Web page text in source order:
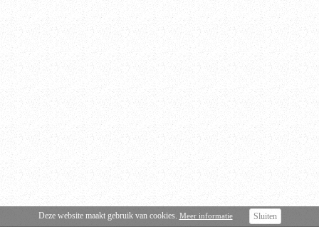
Deze website maakt gebruik van cookies. Meer informatie Sluiten